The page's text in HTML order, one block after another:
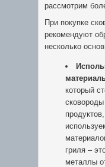
рассмотрим
При покупке
рекомендуют
несколько
который
гриля –
металлы